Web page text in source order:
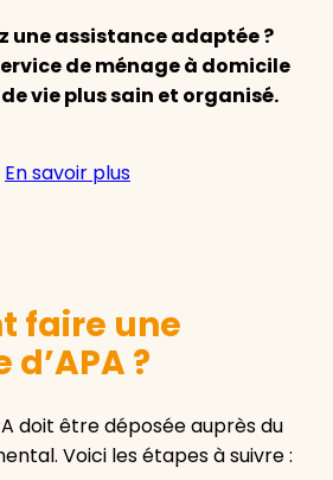
une assistance adaptée ?
de ménage à domicile
vie plus sain et organisé.
En savoir plus
faire une
?
doit être déposée auprès du
Voici les étapes à suivre :